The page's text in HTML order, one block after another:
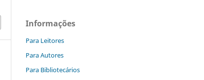
Informações
Para Leitores
Para Autores
Para Bibliotecários